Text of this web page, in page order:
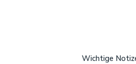
Wichtige